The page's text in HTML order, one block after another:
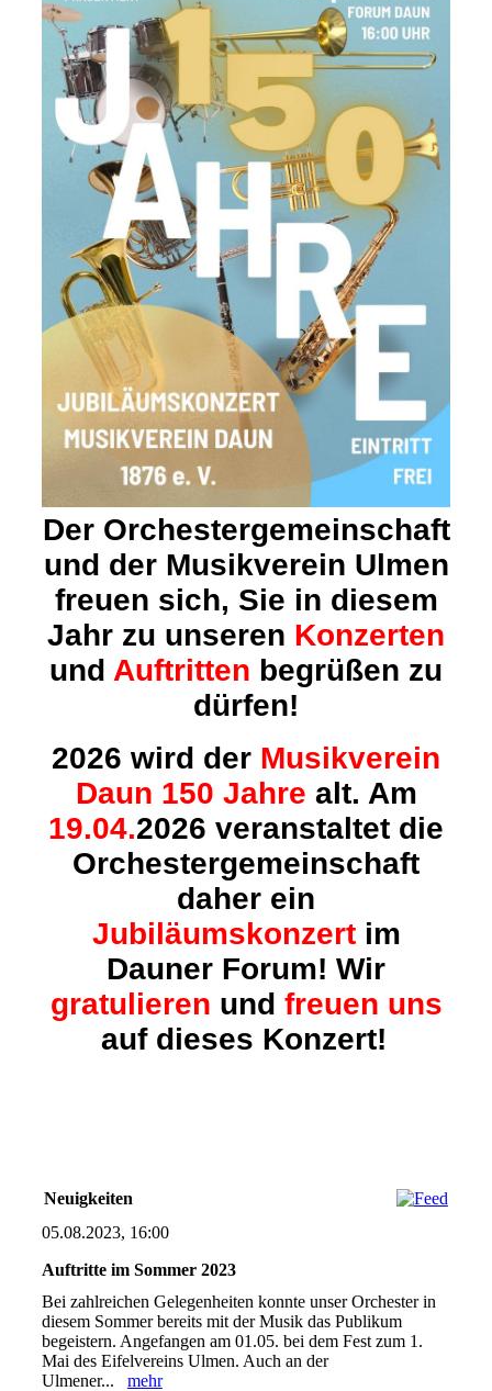
Der Orchestergemeinschaft
und der Musikverein Ulmen
freuen sich, Sie in diesem
Jahr zu unseren Konzerten
und Auftritten begrüßen zu
dürfen!
2026 wird der Musikverein
Daun 150 Jahre alt. Am
19.04.2026 veranstaltet die
Orchestergemeinschaft
daher ein
Jubiläumskonzertim
Dauner Forum! Wir
gratulieren und freuen uns
auf dieses Konzert!
Neuigkeiten
05.08.2023, 16:00
Auftritte im Sommer 2023
Bei zahlreichen Gelegenheiten konnte unser Orchester in
diesem Sommer bereits mit der Musik das Publikum
begeistern. Angefangen am 01.05. bei dem Fest zum 1.
Mai des Eifelvereins Ulmen. Auch an der
Ulmener... mehr